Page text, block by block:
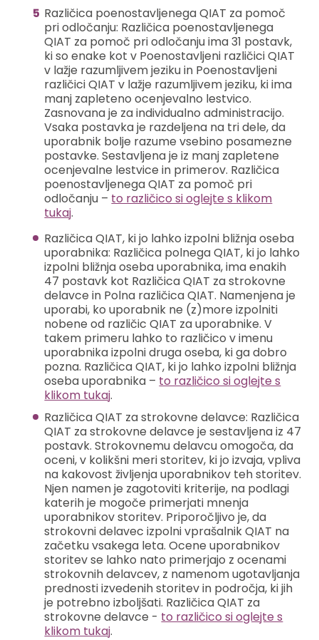
Različica poenostavljenega QIAT za pomoč
pri odločanju: Različica poenostavljenega
QIAT za pomoč pri odločanju ima 31 postavk,
ki so enake kot v Poenostavljeni različici QIAT
v lažje razumljivem jeziku in Poenostavljeni
različici QIAT v lažje razumljivem jeziku, ki ima
manj zapleteno ocenjevalno lestvico.
Zasnovana je za individualno administracijo.
Vsaka postavka je razdeljena na tri dele, da
uporabnik bolje razume vsebino posamezne
postavke. Sestavljena je iz manj zapletene
ocenjevalne lestvice in primerov. Različica
poenostavljenega QIAT za pomoč pri
odločanju – to različico si oglejte s klikom
tukaj.
Različica QIAT, ki jo lahko izpolni bližnja oseba
uporabnika: Različica polnega QIAT, ki jo lahko
izpolni bližnja oseba uporabnika, ima enakih
47 postavk kot Različica QIAT za strokovne
delavce in Polna različica QIAT. Namenjena je
uporabi, ko uporabnik ne (z)more izpolniti
nobene od različic QIAT za uporabnike. V
takem primeru lahko to različico v imenu
uporabnika izpolni druga oseba, ki ga dobro
pozna. Različica QIAT, ki jo lahko izpolni bližnja
oseba uporabnika – to različico si oglejte s
klikom tukaj.
Različica QIAT za strokovne delavce: Različica
QIAT za strokovne delavce je sestavljena iz 47
postavk. Strokovnemu delavcu omogoča, da
oceni, v kolikšni meri storitev, ki jo izvaja, vpliva
na kakovost življenja uporabnikov teh storitev.
Njen namen je zagotoviti kriterije, na podlagi
katerih je mogoče primerjati mnenja
uporabnikov storitev. Priporočljivo je, da
strokovni delavec izpolni vprašalnik QIAT na
začetku vsakega leta. Ocene uporabnikov
storitev se lahko nato primerjajo z ocenami
strokovnih delavcev, z namenom ugotavljanja
prednosti izvedenih storitev in področja, ki jih
je potrebno izboljšati. Različica QIAT za
strokovne delavce - to različico si oglejte s
klikom tukaj.